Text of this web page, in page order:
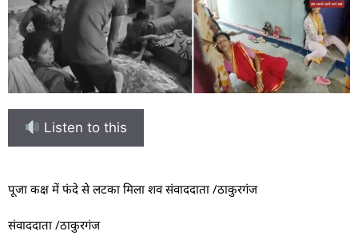
Listen to this
पूजा कक्ष में फंदे से लटका मिला शव संवाददाता /ठाकुरगंज
संवाददाता /ठाकुरगंज